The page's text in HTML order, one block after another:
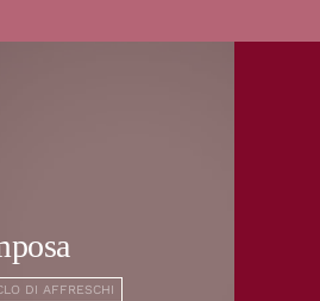
DI AFFRESCHI